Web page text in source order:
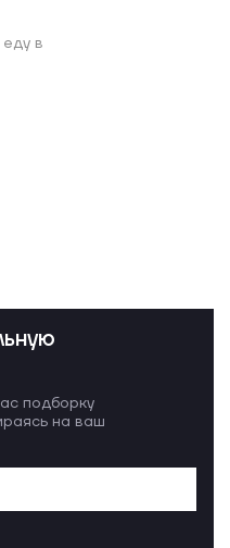
в
подборку
на ваш